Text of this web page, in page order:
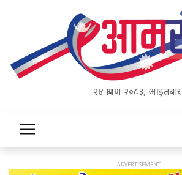
२४ श्रावण २०८३, आइतबार